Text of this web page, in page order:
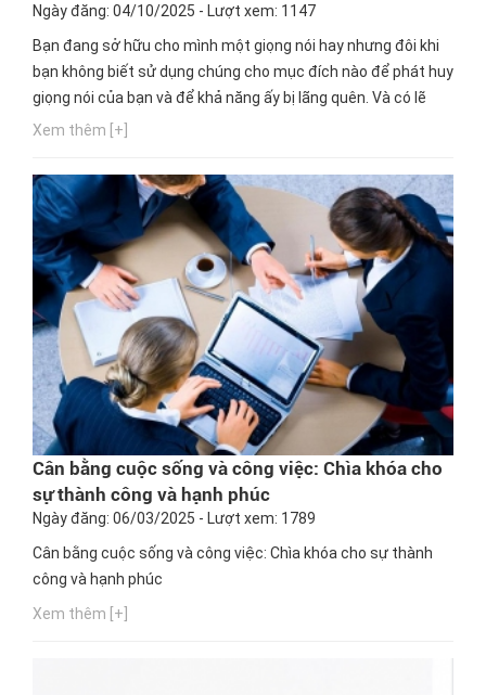
Ngày đăng: 04/10/2025 - Lượt xem: 1147
Bạn đang sở hữu cho mình một giọng nói hay nhưng đôi khi
bạn không biết sử dụng chúng cho mục đích nào để phát huy
giọng nói của bạn và để khả năng ấy bị lãng quên. Và có lẽ
bạn đang thắc mắc với một giọng nói hay nên làm ngành
nghiệp GPO cập nhật thông tin này nhé!
Xem thêm [+]
Cân bằng cuộc sống và công việc: Chìa khóa cho
sự thành công và hạnh phúc
Ngày đăng: 06/03/2025 - Lượt xem: 1789
Cân bằng cuộc sống và công việc: Chìa khóa cho sự thành
công và hạnh phúc
Xem thêm [+]